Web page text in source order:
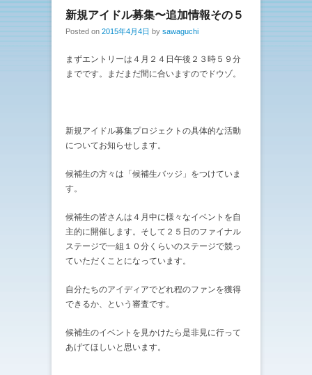
新規アイドル募集〜追加情報その５
Posted on 2015年4月4日 by sawaguchi
まずエントリーは４月２４日午後２３時５９分
までです。まだまだ間に合いますのでドウゾ。
新規アイドル募集プロジェクトの具体的な活動
についてお知らせします。
候補生の方々は「候補生バッジ」をつけていま
す。
候補生の皆さんは４月中に様々なイベントを自
主的に開催します。そして２５日のファイナル
ステージで一組１０分くらいのステージで競っ
ていただくことになっています。
自分たちのアイディアでどれ程のファンを獲得
できるか、という審査です。
候補生のイベントを見かけたら是非見に行って
あげてほしいと思います。